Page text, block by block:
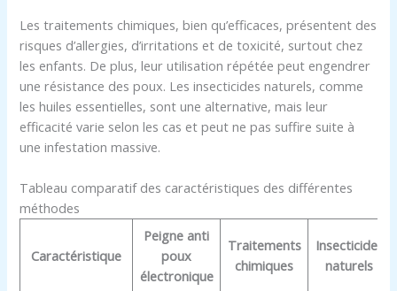
Les traitements chimiques, bien qu’efficaces, présentent des
risques d’allergies, d’irritations et de toxicité, surtout chez
les enfants. De plus, leur utilisation répétée peut engendrer
une résistance des poux. Les insecticides naturels, comme
les huiles essentielles, sont une alternative, mais leur
efficacité varie selon les cas et peut ne pas suffire suite à
une infestation massive.
Tableau comparatif des caractéristiques des différentes
méthodes
Caractéristique
Peigne anti
poux
électronique
Traitements
chimiques
Insecticides
naturels